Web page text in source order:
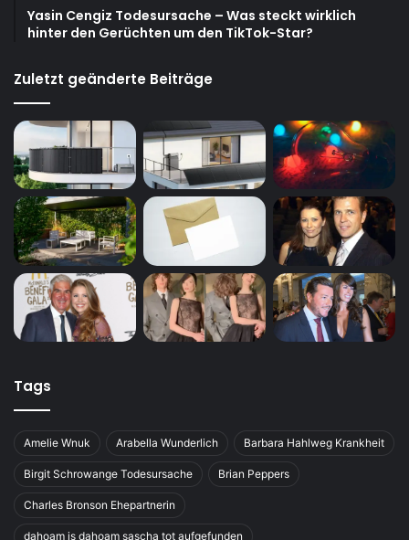
Yasin Cengiz Todesursache – Was steckt wirklich
hinter den Gerüchten um den TikTok-Star?
Zuletzt geänderte Beiträge
Tags
Amelie Wnuk Arabella Wunderlich Barbara Hahlweg Krankheit
Birgit Schrowange Todesursache Brian Peppers
Charles Bronson Ehepartnerin
dahoam is dahoam sascha tot aufgefunden